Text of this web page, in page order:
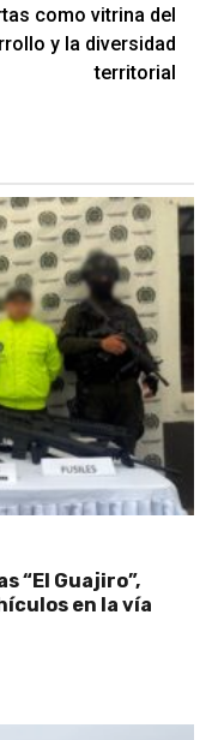
como vitrina del
y la diversidad
territorial
“El Guajiro”,
en la vía